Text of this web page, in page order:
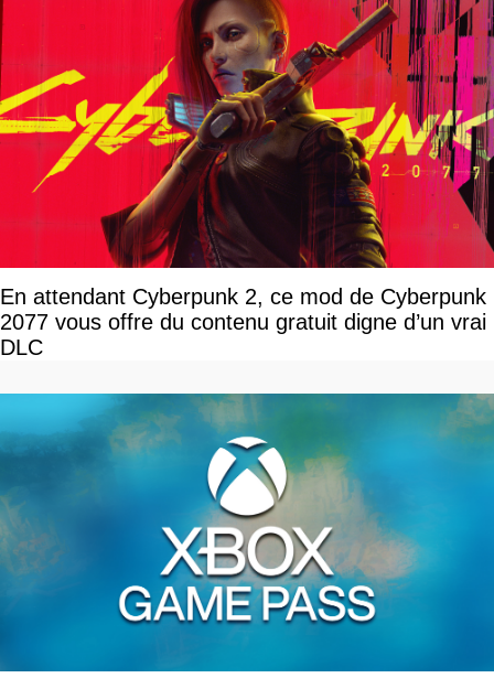
En attendant Cyberpunk 2, ce mod de Cyberpunk
2077 vous offre du contenu gratuit digne d’un vrai
DLC